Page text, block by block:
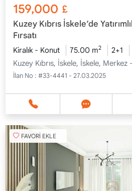
159,000 £
Kuzey Kıbrıs İskele’de
Fırsatı
Kiralık - Konut 75.00 m2 2+1
Kuzey Kıbrıs, İskele, İskele,
İlan No : #33-4441 - 27.03.2025
FAVORİ EKLE